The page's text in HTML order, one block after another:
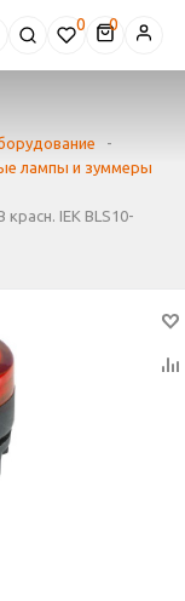
0
-
лампы и зуммеры
IEK BLS10-